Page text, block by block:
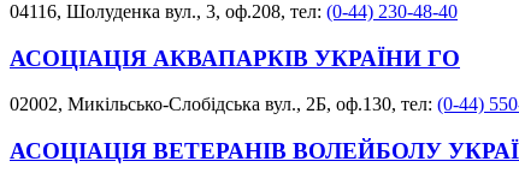
04116, Шолуденка вул., 3, оф.208, тел: (0-44) 230-48-40
АСОЦІАЦІЯ АКВАПАРКІВ УКРАЇНИ ГО
02002, Микільсько-Слобідська вул., 2Б, оф.130, тел: (0-44)
АСОЦІАЦІЯ ВЕТЕРАНІВ ВОЛЕЙБОЛУ